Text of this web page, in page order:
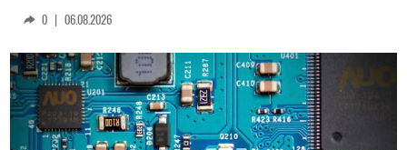
0 | 06.08.2026